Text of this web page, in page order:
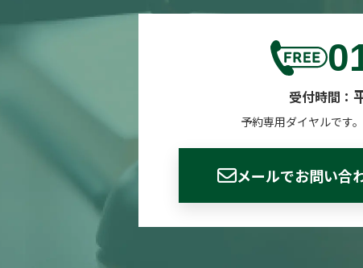
受付時間：
予約専用ダイヤルです。
メールでお問い合